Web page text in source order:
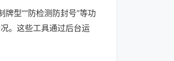
型”“防检测防封号”等功
。这些工具通过后台运